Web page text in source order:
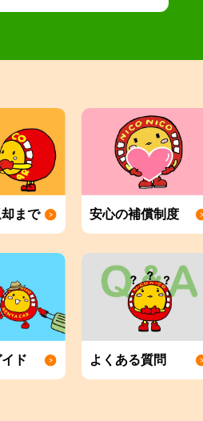
まで 安心の補償制度
ド よくある質問